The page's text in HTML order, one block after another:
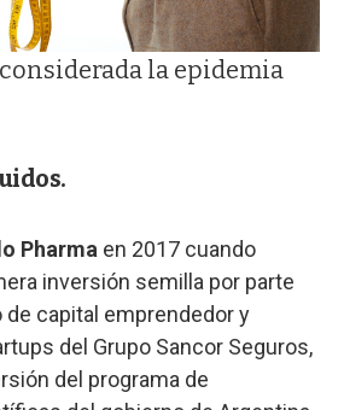
la epidemia
Pharma en 2017 cuando
inversión semilla por parte
de capital emprendedor y
del Grupo Sancor Seguros,
del programa de